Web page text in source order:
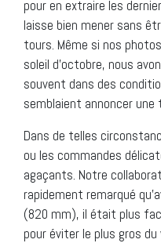
pour en extraire les
laisse bien mener sans
tours. Même si nos
soleil d’octobre, nous
souvent dans des
semblaient annoncer une
Dans de telles
ou les commandes
agaçants. Notre
rapidement remarqué
(820 mm), il était plus
pour éviter le plus gros